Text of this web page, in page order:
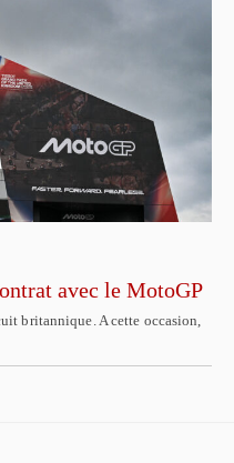
avec le MotoGP
britannique. A cette occasion,